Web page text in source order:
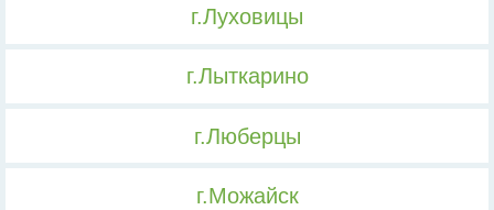
г.Луховицы
г.Лыткарино
г.Люберцы
г.Можайск